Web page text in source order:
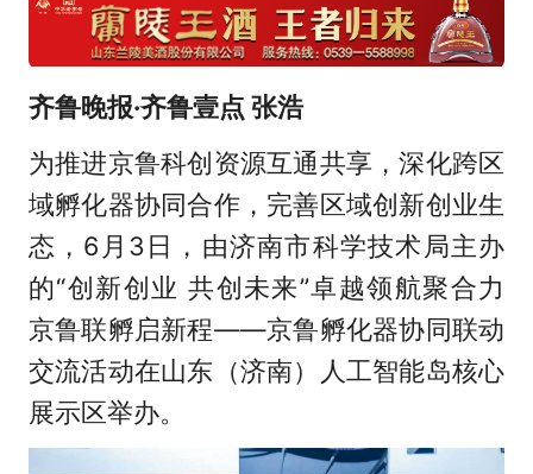
齐鲁晚报·齐鲁壹点 张浩
为推进京鲁科创资源互通共享，深化跨区
域孵化器协同合作，完善区域创新创业生
态，6月3日，由济南市科学技术局主办
的“创新创业 共创未来”卓越领航聚合力
京鲁联孵启新程——京鲁孵化器协同联动
交流活动在山东（济南）人工智能岛核心
展示区举办。